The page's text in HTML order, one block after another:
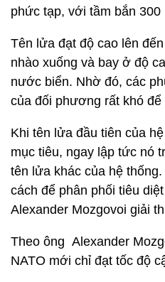
phức tạp, với tầm bắn 300
Tên lửa đạt độ cao lên
nhào xuống và bay ở độ
nước biển. Nhờ đó, các
của đối phương rất khó để
Khi tên lửa đầu tiên của
mục tiêu, ngay lập tức nó
tên lửa khác của hệ
cách để phân phối tiêu
Alexander Mozgovoi giải
Theo ông Alexander
NATO mới chỉ đạt tốc độ